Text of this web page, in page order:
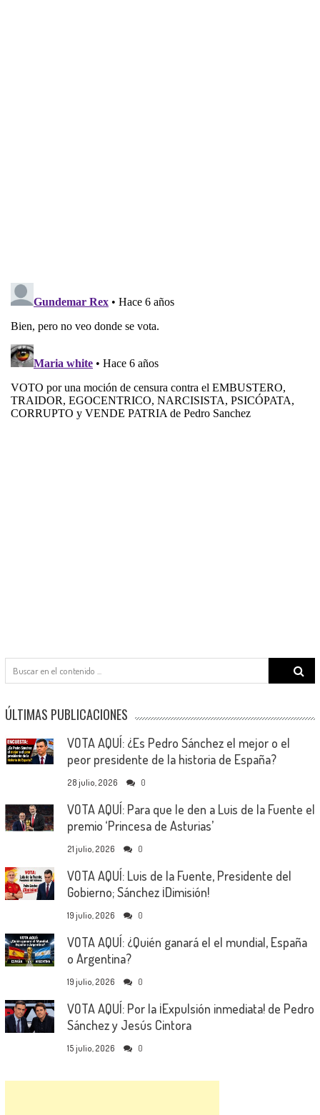
Search
for:
ÚLTIMAS PUBLICACIONES
VOTA AQUÍ: ¿Es Pedro Sánchez el mejor o el
peor presidente de la historia de España?
28 julio, 2026 0
VOTA AQUÍ: Para que le den a Luis de la Fuente el
premio ‘Princesa de Asturias’
21 julio, 2026 0
VOTA AQUÍ: Luis de la Fuente, Presidente del
Gobierno; Sánchez ¡Dimisión!
19 julio, 2026 0
VOTA AQUÍ: ¿Quién ganará el el mundial, España
o Argentina?
19 julio, 2026 0
VOTA AQUÍ: Por la ¡Expulsión inmediata! de Pedro
Sánchez y Jesús Cintora
15 julio, 2026 0